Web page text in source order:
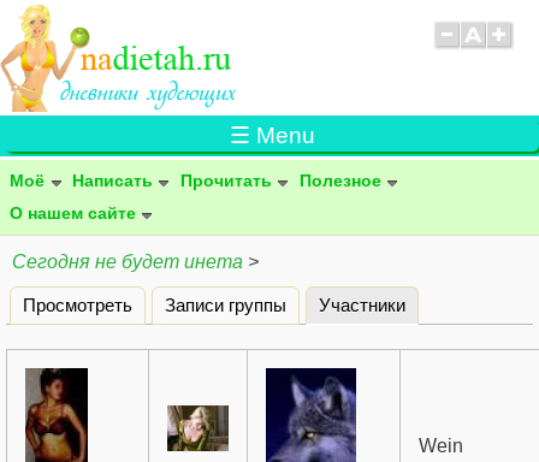
☰ Menu
Моё Написать Прочитать
Полезное
О нашем сайте
Сегодня не будет инета >
Главные вкладки
Просмотреть Записи группы Участники
Wein